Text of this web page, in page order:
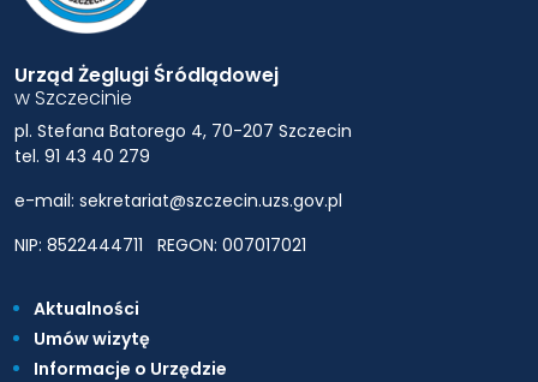
Urząd Żeglugi Śródlądowej
w Szczecinie
pl. Stefana Batorego 4, 70-207 Szczecin
tel. 91 43 40 279
e-mail: sekretariat@szczecin.uzs.gov.pl
NIP: 8522444711
REGON: 007017021
Aktualności
Umów wizytę
Informacje o Urzędzie